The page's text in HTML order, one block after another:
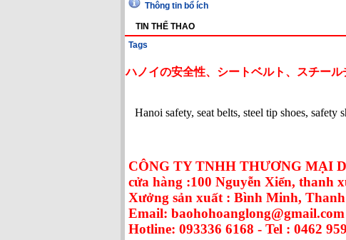
Thông tin bổ ích
TIN THỂ THAO
Tags
ハノイの安全性、シートベルト、スチー
Hanoi safety, seat belts, steel tip shoes,
CÔNG TY TNHH THƯƠNG MẠI
cửa hàng :100 Nguyễn Xiển, thanh
Xưởng sản xuất : Bình Minh,
Email: baohohoanglong@gmail.com
Hotline: 093336 6168 - Tel : 0462